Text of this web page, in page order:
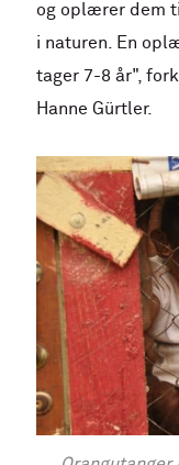
og oplærer dem
i naturen. En
tager 7-8 år",
Hanne Gürtler.